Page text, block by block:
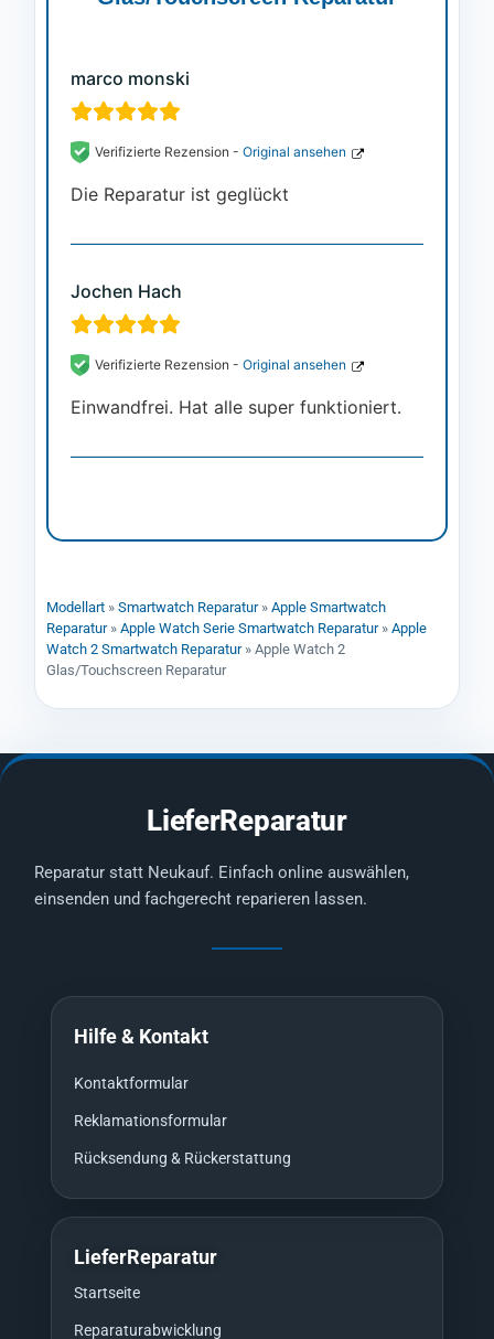
marco monski
Verifizierte Rezension - Original ansehen
Die Reparatur ist geglückt
Jochen Hach
Verifizierte Rezension - Original ansehen
Einwandfrei. Hat alle super funktioniert.
Modellart » Smartwatch Reparatur» Apple Smartwatch
Reparatur» Apple Watch Serie Smartwatch Reparatur» Apple
Watch 2 Smartwatch Reparatur» Apple Watch 2
Glas/Touchscreen Reparatur
LieferReparatur
Reparatur statt Neukauf. Einfach online auswählen,
einsenden und fachgerecht reparieren lassen.
Hilfe & Kontakt
Kontaktformular
Reklamationsformular
Rücksendung & Rückerstattung
LieferReparatur
Startseite
Reparaturabwicklung